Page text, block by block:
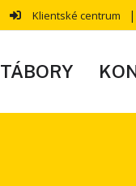
Klientské centrum |
TÁBORY